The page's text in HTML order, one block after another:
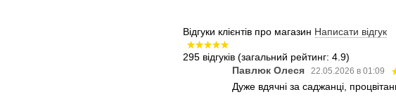
Відгуки клієнтів про магазин Написати відгук
295 відгуків (загальний рейтинг: 4.9)
Павлюк Олеся
22.05.2026 в 01:09
Дуже вдячні за саджанці,